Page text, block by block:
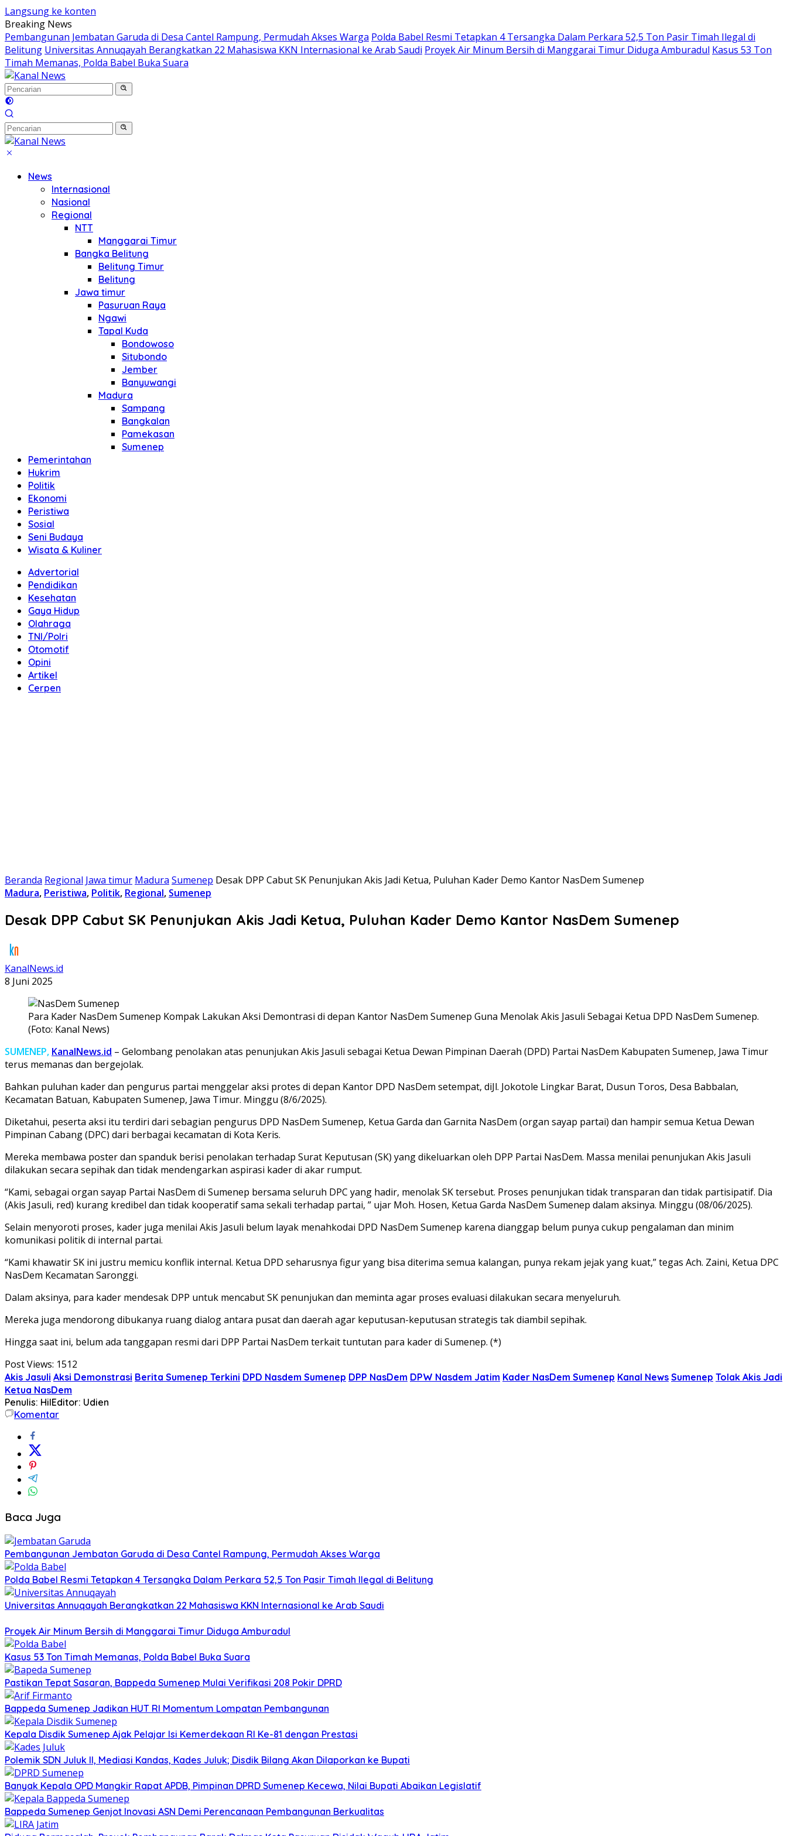
Langsung ke konten
Breaking News
Pembangunan Jembatan Garuda di Desa Cantel Rampung, Permudah Akses Warga Polda Babel Resmi Tetapkan 4 Tersangka Dalam Perkara 52,5 Ton Pasir Timah Ilegal di
Belitung Universitas Annuqayah Berangkatkan 22 Mahasiswa KKN Internasional ke Arab Saudi Proyek Air Minum Bersih di Manggarai Timur Diduga Amburadul Kasus 53 Ton
Timah Memanas, Polda Babel Buka Suara
News
Internasional
Nasional
Regional
NTT
Manggarai Timur
Bangka Belitung
Belitung Timur
Belitung
Jawa timur
Pasuruan Raya
Ngawi
Tapal Kuda
Bondowoso
Situbondo
Jember
Banyuwangi
Madura
Sampang
Bangkalan
Pamekasan
Sumenep
Pemerintahan
Hukrim
Politik
Ekonomi
Peristiwa
Sosial
Seni Budaya
Wisata & Kuliner
Advertorial
Pendidikan
Kesehatan
Gaya Hidup
Olahraga
TNI/Polri
Otomotif
Opini
Artikel
Cerpen
Beranda Regional Jawa timur Madura Sumenep Desak DPP Cabut SK Penunjukan Akis Jadi Ketua, Puluhan Kader Demo Kantor NasDem Sumenep
Madura, Peristiwa, Politik, Regional, Sumenep
Desak DPP Cabut SK Penunjukan Akis Jadi Ketua, Puluhan Kader Demo Kantor NasDem Sumenep
KanalNews.id
8 Juni 2025
Para Kader NasDem Sumenep Kompak Lakukan Aksi Demontrasi di depan Kantor NasDem Sumenep Guna Menolak Akis Jasuli Sebagai Ketua DPD NasDem Sumenep.
(Foto: Kanal News)
SUMENEP, KanalNews.id – Gelombang penolakan atas penunjukan Akis Jasuli sebagai Ketua Dewan Pimpinan Daerah (DPD) Partai NasDem Kabupaten Sumenep, Jawa Timur
terus memanas dan bergejolak.
Bahkan puluhan kader dan pengurus partai menggelar aksi protes di depan Kantor DPD NasDem setempat, diJl. Jokotole Lingkar Barat, Dusun Toros, Desa Babbalan,
Kecamatan Batuan, Kabupaten Sumenep, Jawa Timur. Minggu (8/6/2025).
Diketahui, peserta aksi itu terdiri dari sebagian pengurus DPD NasDem Sumenep, Ketua Garda dan Garnita NasDem (organ sayap partai) dan hampir semua Ketua Dewan
Pimpinan Cabang (DPC) dari berbagai kecamatan di Kota Keris.
Mereka membawa poster dan spanduk berisi penolakan terhadap Surat Keputusan (SK) yang dikeluarkan oleh DPP Partai NasDem. Massa menilai penunjukan Akis Jasuli
dilakukan secara sepihak dan tidak mendengarkan aspirasi kader di akar rumput.
“Kami, sebagai organ sayap Partai NasDem di Sumenep bersama seluruh DPC yang hadir, menolak SK tersebut. Proses penunjukan tidak transparan dan tidak partisipatif. Dia
(Akis Jasuli, red) kurang kredibel dan tidak kooperatif sama sekali terhadap partai, ” ujar Moh. Hosen, Ketua Garda NasDem Sumenep dalam aksinya. Minggu (08/06/2025).
Selain menyoroti proses, kader juga menilai Akis Jasuli belum layak menahkodai DPD NasDem Sumenep karena dianggap belum punya cukup pengalaman dan minim
komunikasi politik di internal partai.
“Kami khawatir SK ini justru memicu konflik internal. Ketua DPD seharusnya figur yang bisa diterima semua kalangan, punya rekam jejak yang kuat,” tegas Ach. Zaini, Ketua DPC
NasDem Kecamatan Saronggi.
Dalam aksinya, para kader mendesak DPP untuk mencabut SK penunjukan dan meminta agar proses evaluasi dilakukan secara menyeluruh.
Mereka juga mendorong dibukanya ruang dialog antara pusat dan daerah agar keputusan-keputusan strategis tak diambil sepihak.
Hingga saat ini, belum ada tanggapan resmi dari DPP Partai NasDem terkait tuntutan para kader di Sumenep. (*)
Post Views: 1512
Akis Jasuli Aksi Demonstrasi Berita Sumenep Terkini DPD Nasdem Sumenep DPP NasDem DPW Nasdem Jatim Kader NasDem Sumenep Kanal News Sumenep Tolak Akis Jadi
Ketua NasDem
Penulis: HilEditor: Udien
Komentar
Baca Juga
Pembangunan Jembatan Garuda di Desa Cantel Rampung, Permudah Akses Warga
Polda Babel Resmi Tetapkan 4 Tersangka Dalam Perkara 52,5 Ton Pasir Timah Ilegal di Belitung
Universitas Annuqayah Berangkatkan 22 Mahasiswa KKN Internasional ke Arab Saudi
Proyek Air Minum Bersih di Manggarai Timur Diduga Amburadul
Kasus 53 Ton Timah Memanas, Polda Babel Buka Suara
Pastikan Tepat Sasaran, Bappeda Sumenep Mulai Verifikasi 208 Pokir DPRD
Bappeda Sumenep Jadikan HUT RI Momentum Lompatan Pembangunan
Kepala Disdik Sumenep Ajak Pelajar Isi Kemerdekaan RI Ke-81 dengan Prestasi
Polemik SDN Juluk II, Mediasi Kandas, Kades Juluk; Disdik Bilang Akan Dilaporkan ke Bupati
Banyak Kepala OPD Mangkir Rapat APDB, Pimpinan DPRD Sumenep Kecewa, Nilai Bupati Abaikan Legislatif
Bappeda Sumenep Genjot Inovasi ASN Demi Perencanaan Pembangunan Berkualitas